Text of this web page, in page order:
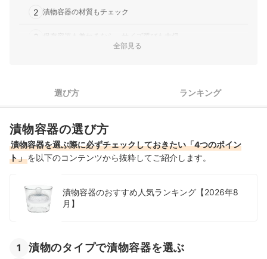
2 漬物容器の材質もチェック
3 保存容器も兼ねるなら、サイズ選びも大切
ぬか漬け容器の売れ筋ランキングもチェック！
全部見る
選び方 ランキング
漬物容器の選び方
漬物容器を選ぶ際に必ずチェックしておきたい「4つのポイン
ト」を以下のコンテンツから抜粋してご紹介します。
漬物容器のおすすめ人気ランキング【2026年8
月】
1 漬物のタイプで漬物容器を選ぶ